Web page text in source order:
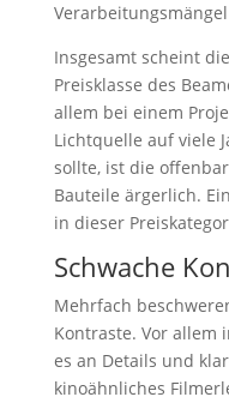
Insgesamt scheint
Preisklasse des
allem bei einem
Lichtquelle auf viele
sollte, ist die
Bauteile ärgerlich.
in dieser
Schwache
Mehrfach
Kontraste. Vor allem
es an Details und
kinoähnliches